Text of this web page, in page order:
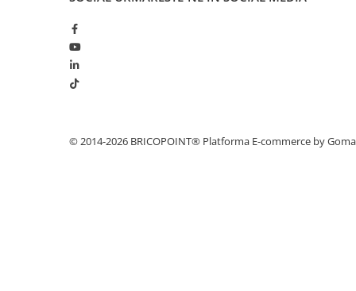
Tehnici Decorative
Tapet Fibră de Sticlă
Capace de Gard
Cărămidă Klinker
Sobe și Șeminee© 2014-2026 BRICOPOINT® Platforma E-commerce by